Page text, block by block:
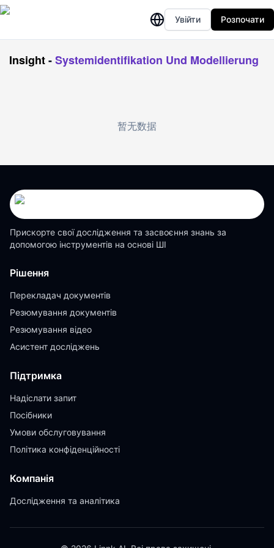
Увійти Розпочати
Insight-Systemidentifikation Und Modellierung
暂无数据
Прискорте свої дослідження та засвоєння знань за
допомогою інструментів на основі ШІ
Рішення
Перекладач документів
Резюмування документів
Резюмування відео
Асистент досліджень
Підтримка
Надіслати запит
Посібники
Умови обслуговування
Політика конфіденційності
Компанія
Дослідження та аналітика